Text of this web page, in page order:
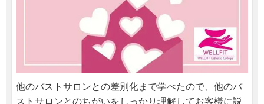
他のバストサロンとの差別化まで学べたので、他のバ
ストサロンとのちがいをしっかり理解してお客様に説